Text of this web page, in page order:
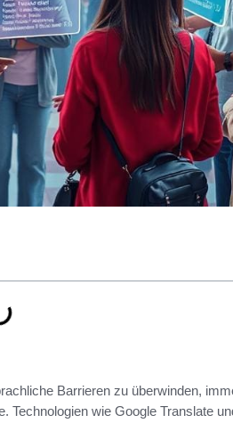
Barrieren zu überwinden,
Technologien wie Google Translate